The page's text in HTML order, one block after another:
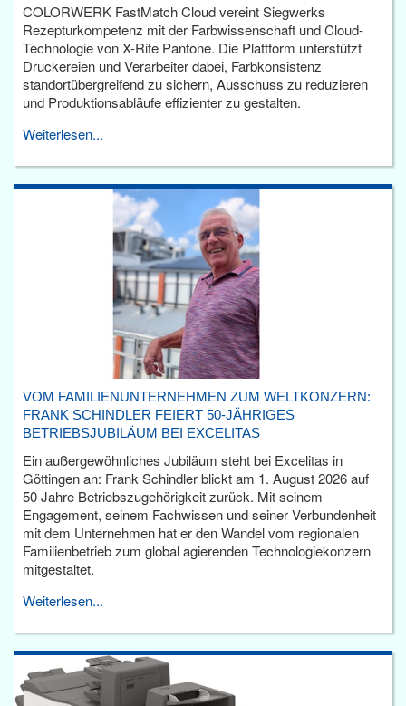
COLORWERK FastMatch Cloud vereint Siegwerks
Rezepturkompetenz mit der Farbwissenschaft und Cloud-
Technologie von X-Rite Pantone. Die Plattform unterstützt
Druckereien und Verarbeiter dabei, Farbkonsistenz
standortübergreifend zu sichern, Ausschuss zu reduzieren
und Produktionsabläufe effizienter zu gestalten.
Weiterlesen...
VOM FAMILIENUNTERNEHMEN ZUM WELTKONZERN:
FRANK SCHINDLER FEIERT 50-JÄHRIGES
BETRIEBSJUBILÄUM BEI EXCELITAS
Ein außergewöhnliches Jubiläum steht bei Excelitas in
Göttingen an: Frank Schindler blickt am 1. August 2026 auf
50 Jahre Betriebszugehörigkeit zurück. Mit seinem
Engagement, seinem Fachwissen und seiner Verbundenheit
mit dem Unternehmen hat er den Wandel vom regionalen
Familienbetrieb zum global agierenden Technologiekonzern
mitgestaltet.
Weiterlesen...